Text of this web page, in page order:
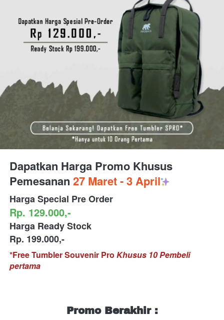
Dapatkan Harga Promo Khusus
Pemesanan 27 Maret - 3 April
Harga Special Pre Order
Rp. 129.000,-
Harga Ready Stock
Rp. 199.000,-
*Free Tumbler Souvenir Pro Khusus 10 Pembeli
pertama
Promo Berakhir :